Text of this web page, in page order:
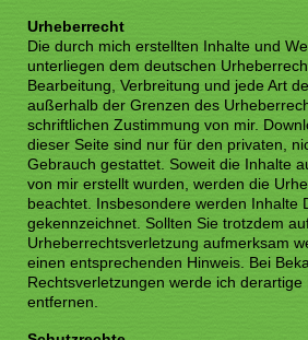
Urheberrecht
Die durch mich erstellten Inhalte und
unterliegen dem deutschen
Bearbeitung, Verbreitung und jede Art
außerhalb der Grenzen des
schriftlichen Zustimmung von mir.
dieser Seite sind nur für den privaten,
Gebrauch gestattet. Soweit die Inhalte
von mir erstellt wurden, werden die
beachtet. Insbesondere werden Inhalte
gekennzeichnet. Sollten Sie trotzdem
Urheberrechtsverletzung aufmerksam
einen entsprechenden Hinweis. Bei
Rechtsverletzungen werde ich
entfernen.